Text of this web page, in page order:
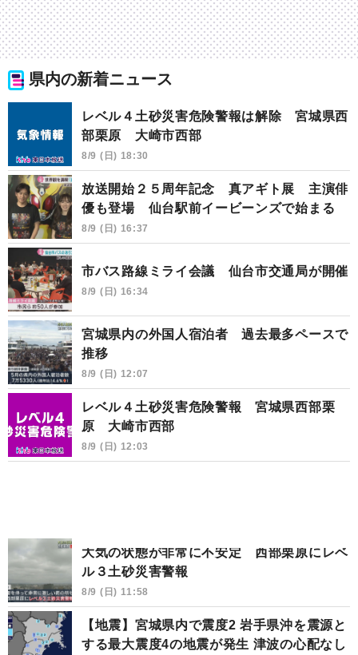
県内の新着ニュース
レベル４土砂災害危険警報は解除 宮城県西
部栗原 大崎市西部
8/9 (日) 18:30
放送開始２５周年記念 真アギト展 主演俳
優も登場 仙台駅前イービーンズで始まる
8/9 (日) 16:37
市バス路線ミライ会議 仙台市交通局が開催
8/9 (日) 16:34
宮城県内の外国人宿泊者 過去最多ペースで
推移
8/9 (日) 12:07
レベル４土砂災害危険警報 宮城県西部栗
原 大崎市西部
8/9 (日) 12:03
大気の状態が非常に不安定 西部栗原にレベ
ル３土砂災害警報
8/9 (日) 11:58
【地震】宮城県内で震度2 岩手県沖を震源と
する最大震度4の地震が発生 津波の心配なし